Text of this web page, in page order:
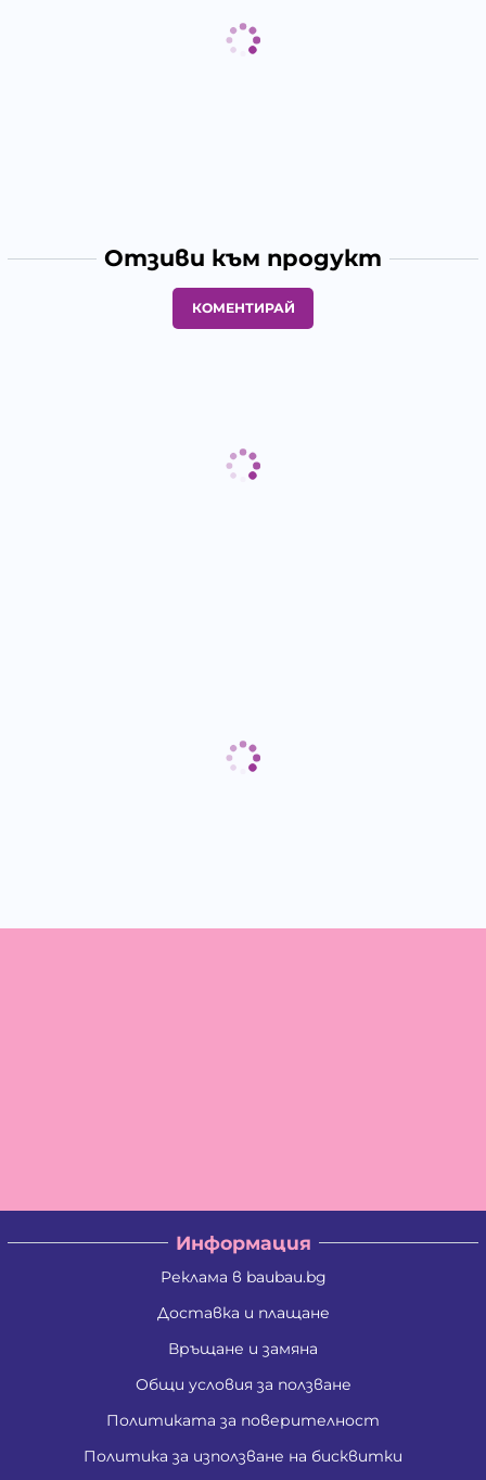
Отзиви към продукт
КОМЕНТИРАЙ
Информация
Реклама в baubau.bg
Доставка и плащане
Връщане и замяна
Общи условия за ползване
Политиката за поверителност
Политика за използване на бисквитки